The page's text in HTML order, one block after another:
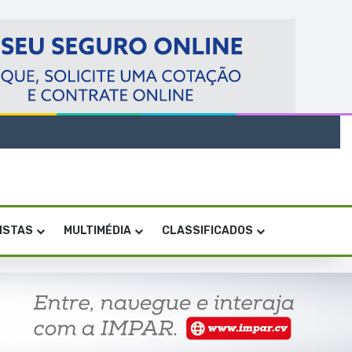
MULTIMÉDIA CLASSIFICADOS